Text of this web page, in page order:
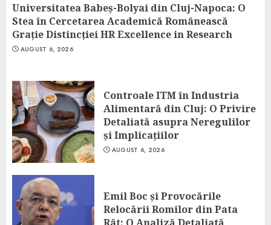
Universitatea Babeș-Bolyai din Cluj-Napoca: O
Stea în Cercetarea Academică Românească
Grație Distincției HR Excellence in Research
AUGUST 6, 2026
Controale ITM în Industria
Alimentară din Cluj: O Privire
Detaliată asupra Neregulilor
și Implicațiilor
AUGUST 6, 2026
Emil Boc și Provocările
Relocării Romilor din Pata